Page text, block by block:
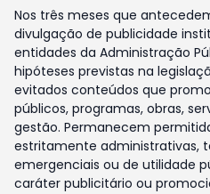
Nos três meses que
divulgação de publicidade
entidades da Administração
hipóteses previstas na
evitados conteúdos que
públicos, programas, obras,
gestão. Permanecem
estritamente administrativas,
emergenciais ou de utilidade
caráter publicitário ou